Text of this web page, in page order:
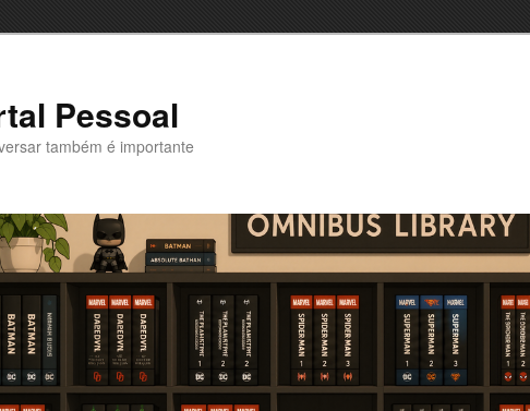
Pessoal
também é importante